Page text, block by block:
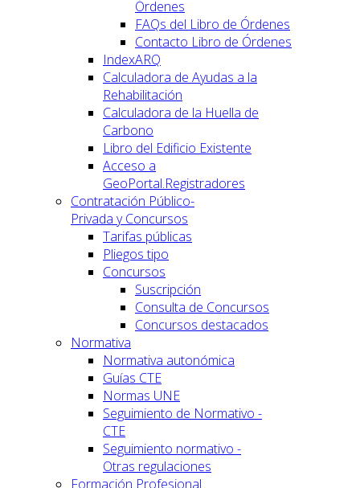
Órdenes
FAQs del Libro de Órdenes
Contacto Libro de Órdenes
IndexARQ
Calculadora de Ayudas a la
Rehabilitación
Calculadora de la Huella de
Carbono
Libro del Edificio Existente
Acceso a
GeoPortal.Registradores
Contratación Público-
Privada y Concursos
Tarifas públicas
Pliegos tipo
Concursos
Suscripción
Consulta de Concursos
Concursos destacados
Normativa
Normativa autonómica
Guías CTE
Normas UNE
Seguimiento de Normativo -
CTE
Seguimiento normativo -
Otras regulaciones
Formación Profesional